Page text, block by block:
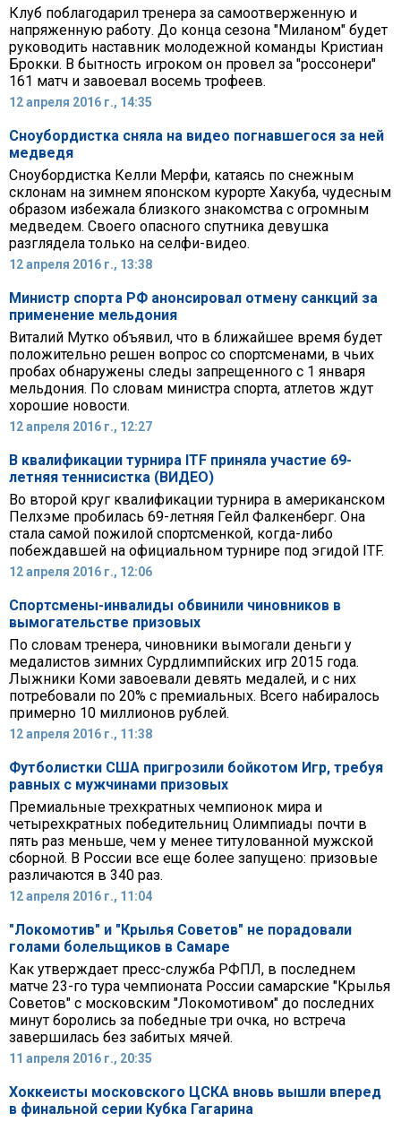
Клуб поблагодарил тренера за самоотверженную и
напряженную работу. До конца сезона "Миланом" будет
руководить наставник молодежной команды Кристиан
Брокки. В бытность игроком он провел за "россонери"
161 матч и завоевал восемь трофеев.
12 апреля 2016 г., 14:35
Сноубордистка сняла на видео погнавшегося за ней
медведя
Сноубордистка Келли Мерфи, катаясь по снежным
склонам на зимнем японском курорте Хакуба, чудесным
образом избежала близкого знакомства с огромным
медведем. Своего опасного спутника девушка
разглядела только на селфи-видео.
12 апреля 2016 г., 13:38
Министр спорта РФ анонсировал отмену санкций за
применение мельдония
Виталий Мутко объявил, что в ближайшее время будет
положительно решен вопрос со спортсменами, в чьих
пробах обнаружены следы запрещенного с 1 января
мельдония. По словам министра спорта, атлетов ждут
хорошие новости.
12 апреля 2016 г., 12:27
В квалификации турнира ITF приняла участие 69-
летняя теннисистка (ВИДЕО)
Во второй круг квалификации турнира в американском
Пелхэме пробилась 69-летняя Гейл Фалкенберг. Она
стала самой пожилой спортсменкой, когда-либо
побеждавшей на официальном турнире под эгидой ITF.
12 апреля 2016 г., 12:06
Спортсмены-инвалиды обвинили чиновников в
вымогательстве призовых
По словам тренера, чиновники вымогали деньги у
медалистов зимних Сурдлимпийских игр 2015 года.
Лыжники Коми завоевали девять медалей, и с них
потребовали по 20% с премиальных. Всего набиралось
примерно 10 миллионов рублей.
12 апреля 2016 г., 11:38
Футболистки США пригрозили бойкотом Игр, требуя
равных с мужчинами призовых
Премиальные трехкратных чемпионок мира и
четырехкратных победительниц Олимпиады почти в
пять раз меньше, чем у менее титулованной мужской
сборной. В России все еще более запущено: призовые
различаются в 340 раз.
12 апреля 2016 г., 11:04
"Локомотив" и "Крылья Советов" не порадовали
голами болельщиков в Самаре
Как утверждает пресс-служба РФПЛ, в последнем
матче 23-го тура чемпионата России cамарские "Крылья
Советов" с московским "Локомотивом" до последних
минут боролись за победные три очка, но встреча
завершилась без забитых мячей.
11 апреля 2016 г., 20:35
Хоккеисты московского ЦСКА вновь вышли вперед
в финальной серии Кубка Гагарина